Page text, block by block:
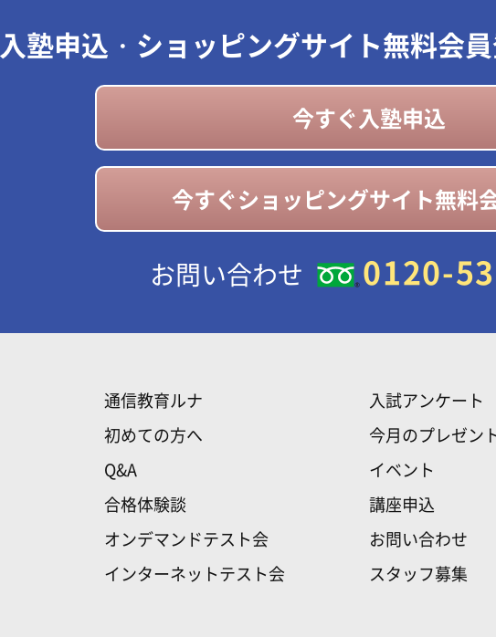
入塾申込・ショッピングサイト無料会
今すぐ入塾申込
今すぐショッピングサイト無料
お問い合わせ 0120-
通信教育ルナ
初めての方へ
Q&A
合格体験談
オンデマンドテスト会
インターネットテスト会
入試アンケート
今月のプレゼン
イベント
講座申込
お問い合わせ
スタッフ募集